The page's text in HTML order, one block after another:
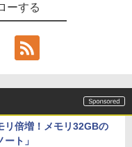
ーする
リ倍増！メモリ32GBの
ート」